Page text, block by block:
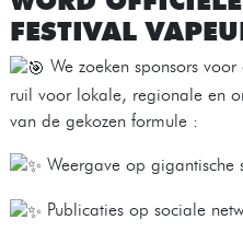
FESTIVAL
We zoeken sponsors
ruil voor lokale, regionale en
van de gekozen formule :
Weergave op gigantische
Publicaties op sociale